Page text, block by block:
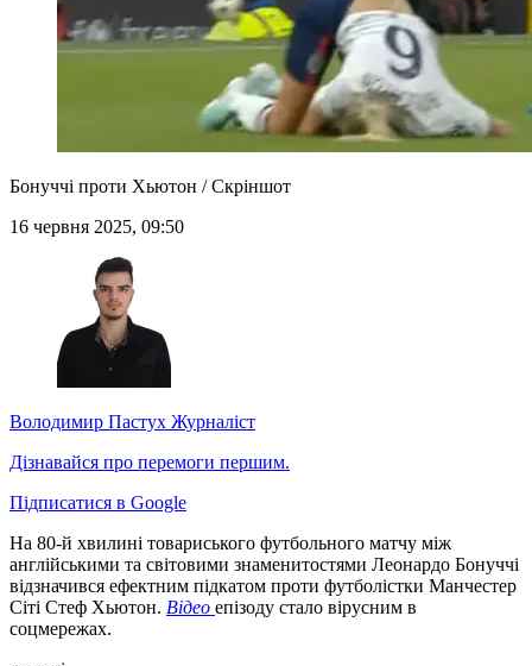
Бонуччі проти Хьютон / Скріншот
16 червня 2025, 09:50
Володимир Пастух Журналіст
Дізнавайся про перемоги першим.
Підписатися в Google
На 80-й хвилині товариського футбольного матчу між
англійськими та світовими знаменитостями Леонардо Бонуччі
відзначився ефектним підкатом проти футболістки Манчестер
Сіті Стеф Хьютон. Відео епізоду стало вірусним в
соцмережах.